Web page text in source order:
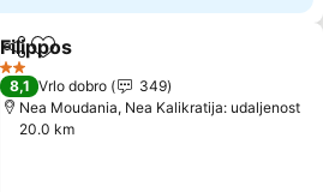
Deli Dodati u favorite
Filippos
2 Zvezdice
8,1 Vrlo dobro
349
Nea Moudania, Nea Kalikratija: udaljenost
20.0 km